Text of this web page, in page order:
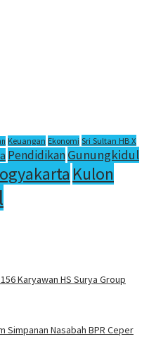
Keuangan Ekonomi Sri Sultan HB X
PendidikanGunungkidul
Kulon
Karyawan HS Surya Group
Simpanan Nasabah BPR Ceper